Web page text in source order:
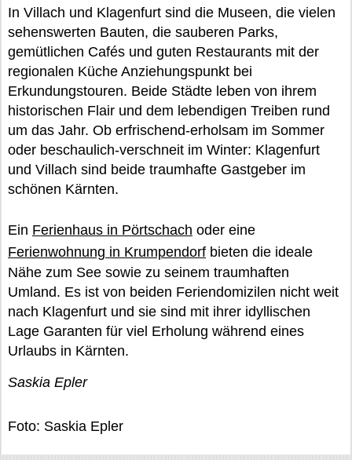
In Villach und Klagenfurt sind die Museen, die vielen
sehenswerten Bauten, die sauberen Parks,
gemütlichen Cafés und guten Restaurants mit der
regionalen Küche Anziehungspunkt bei
Erkundungstouren. Beide Städte leben von ihrem
historischen Flair und dem lebendigen Treiben rund
um das Jahr. Ob erfrischend-erholsam im Sommer
oder beschaulich-verschneit im Winter: Klagenfurt
und Villach sind beide traumhafte Gastgeber im
schönen Kärnten.
Ein Ferienhaus in Pörtschach oder eine
Ferienwohnung in Krumpendorf bieten die ideale
Nähe zum See sowie zu seinem traumhaften
Umland. Es ist von beiden Feriendomizilen nicht weit
nach Klagenfurt und sie sind mit ihrer idyllischen
Lage Garanten für viel Erholung während eines
Urlaubs in Kärnten.
Saskia Epler
Foto: Saskia Epler